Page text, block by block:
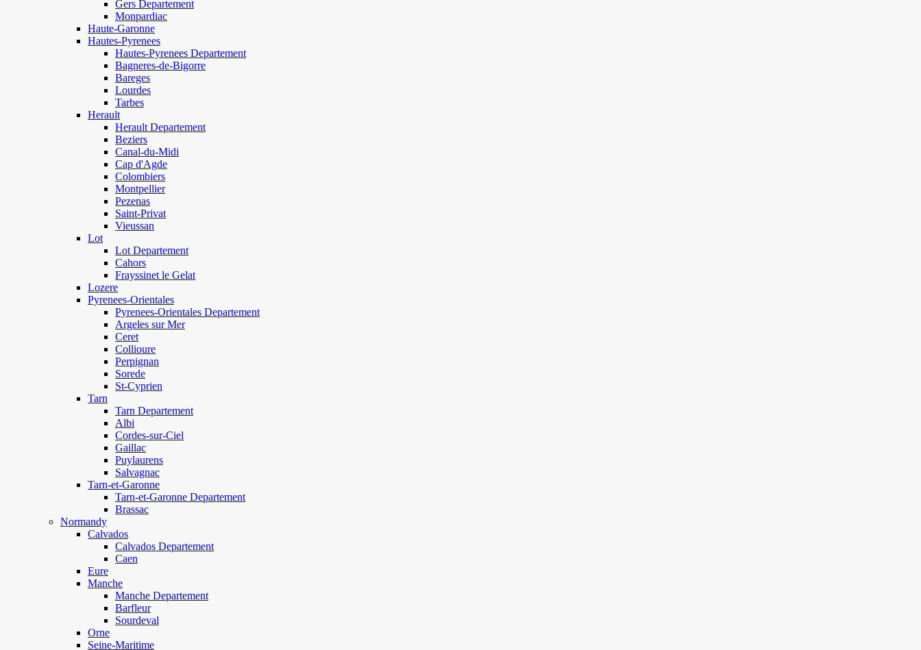
Gers Departement
Monpardiac
Haute-Garonne
Hautes-Pyrenees
Hautes-Pyrenees Departement
Bagneres-de-Bigorre
Bareges
Lourdes
Tarbes
Herault
Herault Departement
Beziers
Canal-du-Midi
Cap d'Agde
Colombiers
Montpellier
Pezenas
Saint-Privat
Vieussan
Lot
Lot Departement
Cahors
Frayssinet le Gelat
Lozere
Pyrenees-Orientales
Pyrenees-Orientales Departement
Argeles sur Mer
Ceret
Collioure
Perpignan
Sorede
St-Cyprien
Tarn
Tarn Departement
Albi
Cordes-sur-Ciel
Gaillac
Puylaurens
Salvagnac
Tarn-et-Garonne
Tarn-et-Garonne Departement
Brassac
Normandy
Calvados
Calvados Departement
Caen
Eure
Manche
Manche Departement
Barfleur
Sourdeval
Orne
Seine-Maritime